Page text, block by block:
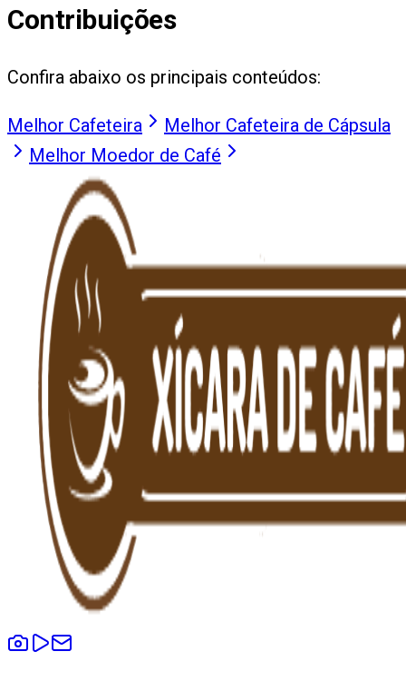
Contribuições
Confira abaixo os principais conteúdos:
Melhor Cafeteira
Melhor Cafeteira de Cápsula
Melhor Moedor de Café